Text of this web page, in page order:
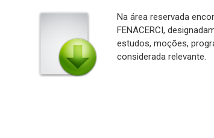
Na área reservada
FENACERCI,
estudos, moções,
considerada relevante.